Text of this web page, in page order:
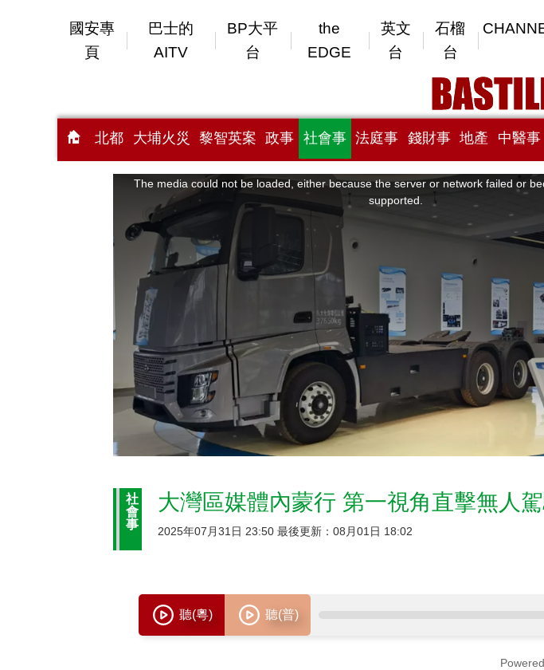
國安專
頁
巴士的
AITV
BP大平
台
the
EDGE
英文
台
石榴
台
北都 大埔火災 黎智英案 政事 社會事 法庭事 錢財事 地產 中醫事
This
The media could not be loaded, either because the server or network failed or
supported.
社
會
事
大灣區媒體內蒙行 第一視角直擊無人駕
2025年07月31日 23:50 最後更新：08月01日 18:02